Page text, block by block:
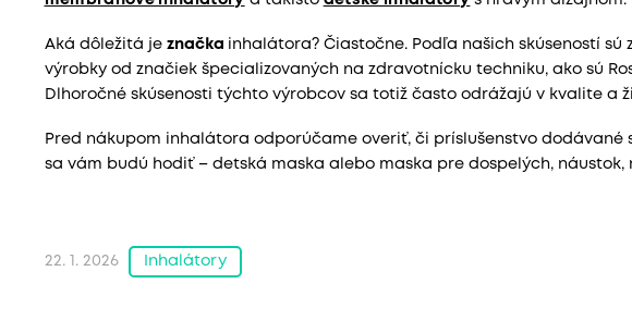
Aká dôležitá je značka inhalátora? Čiastočne. Podľa našich skúseností
výrobky od značiek špecializovaných na zdravotnícku techniku, ako sú
Dlhoročné skúsenosti týchto výrobcov sa totiž často odrážajú v kvalite a
Pred nákupom inhalátora odporúčame overiť, či príslušenstvo dodávané
sa vám budú hodiť – detská maska alebo maska pre dospelých, náustok,
22. 1. 2026 Inhalátory